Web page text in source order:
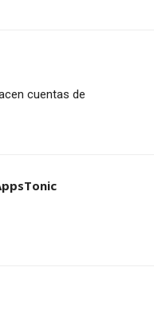
cuentas de